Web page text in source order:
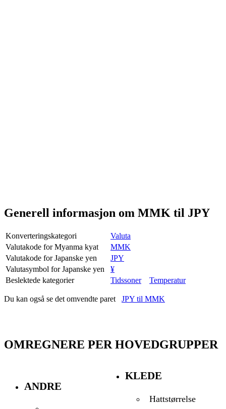
Generell informasjon om MMK til JPY
Konverteringskategori
Valuta
Valutakode for Myanma kyat
MMK
Valutakode for Japanske yen
JPY
Valutasymbol for Japanske yen
¥
Beslektede kategorier
Tidssoner Temperatur
Du kan også se det omvendte paret JPY til MMK
OMREGNERE PER HOVEDGRUPPER
ANDRE
KLEDE
Hattstørrelse